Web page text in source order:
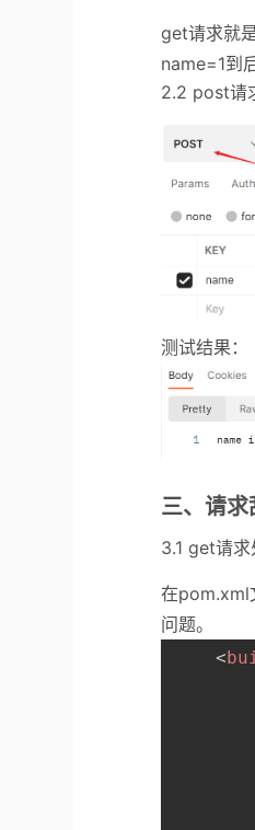
get请求就
name=1到
2.2 post请
测试结果：
三、请
3.1 get请
在pom.xml
问题。
<